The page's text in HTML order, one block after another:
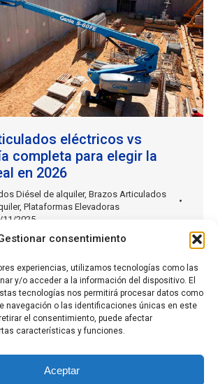
consentimiento
experiencias, utilizamos tecnologías como las
y/o acceder a la información del dispositivo. El
tecnologías nos permitirá procesar datos como
navegación o las identificaciones únicas en este
el consentimiento, puede afectar
características y funciones.
Aceptar
eléctricos vs
completa para elegir la
en 2026
Diésel de alquiler, Brazos Articulados
, Plataformas Elevadoras
11/2025
eléctricos vs diésel: guía
son una de las plataformas más
sector de la elevación. Su principal
de salvar obstáculos,
lateral y llegar a zonas de